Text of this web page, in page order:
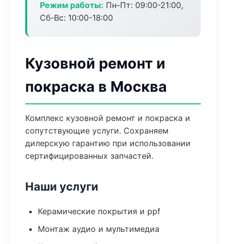
Режим работы: Пн-Пт: 09:00-21:00,
Сб-Вс: 10:00-18:00
Кузовной ремонт и
покраска в Москва
Комплекс кузовной ремонт и покраска и
сопутствующие услуги. Сохраняем
дилерскую гарантию при использовании
сертифицированных запчастей.
Наши услуги
Керамические покрытия и ppf
Монтаж аудио и мультимедиа